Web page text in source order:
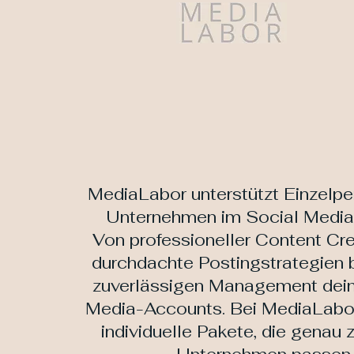
MediaLabor unterstützt
Unternehmen im Social
Von professioneller Content
durchdachte Postingstrategien
zuverlässigen Management
Media-Accounts. Bei
individuelle Pakete, die genau